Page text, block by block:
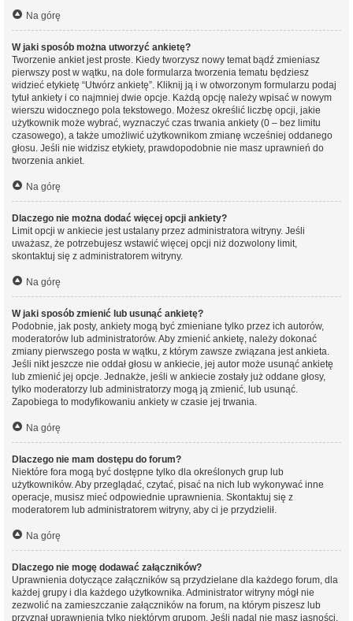
Na górę
W jaki sposób można utworzyć ankietę?
Tworzenie ankiet jest proste. Kiedy tworzysz nowy temat bądź zmieniasz
pierwszy post w wątku, na dole formularza tworzenia tematu będziesz
widzieć etykietę “Utwórz ankietę”. Kliknij ją i w otworzonym formularzu podaj
tytuł ankiety i co najmniej dwie opcje. Każdą opcję należy wpisać w nowym
wierszu widocznego pola tekstowego. Możesz określić liczbę opcji, jakie
użytkownik może wybrać, wyznaczyć czas trwania ankiety (0 – bez limitu
czasowego), a także umożliwić użytkownikom zmianę wcześniej oddanego
głosu. Jeśli nie widzisz etykiety, prawdopodobnie nie masz uprawnień do
tworzenia ankiet.
Na górę
Dlaczego nie można dodać więcej opcji ankiety?
Limit opcji w ankiecie jest ustalany przez administratora witryny. Jeśli
uważasz, że potrzebujesz wstawić więcej opcji niż dozwolony limit,
skontaktuj się z administratorem witryny.
Na górę
W jaki sposób zmienić lub usunąć ankietę?
Podobnie, jak posty, ankiety mogą być zmieniane tylko przez ich autorów,
moderatorów lub administratorów. Aby zmienić ankietę, należy dokonać
zmiany pierwszego posta w wątku, z którym zawsze związana jest ankieta.
Jeśli nikt jeszcze nie oddał głosu w ankiecie, jej autor może usunąć ankietę
lub zmienić jej opcje. Jednakże, jeśli w ankiecie zostały już oddane głosy,
tylko moderatorzy lub administratorzy mogą ją zmienić, lub usunąć.
Zapobiega to modyfikowaniu ankiety w czasie jej trwania.
Na górę
Dlaczego nie mam dostępu do forum?
Niektóre fora mogą być dostępne tylko dla określonych grup lub
użytkowników. Aby przeglądać, czytać, pisać na nich lub wykonywać inne
operacje, musisz mieć odpowiednie uprawnienia. Skontaktuj się z
moderatorem lub administratorem witryny, aby ci je przydzielił.
Na górę
Dlaczego nie mogę dodawać załączników?
Uprawnienia dotyczące załączników są przydzielane dla każdego forum, dla
każdej grupy i dla każdego użytkownika. Administrator witryny mógł nie
zezwolić na zamieszczanie załączników na forum, na którym piszesz lub
przyznał uprawnienia tylko niektórym grupom. Jeśli nadal nie masz jasności,